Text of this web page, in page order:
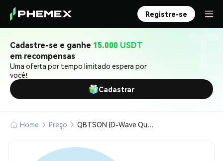
Registre-se
Cadastre-se e ganhe 15.000 USDT
em recompensas
Uma oferta por tempo limitado espera por
você!
Cadastrar
Home Preço QBTSON (D-Wave Quantum (Ondo Tokenized Stock))